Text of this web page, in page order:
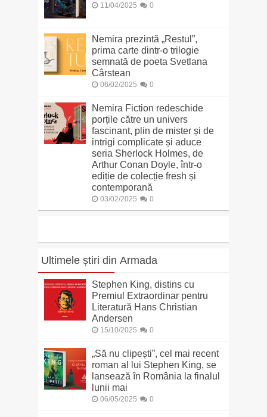
11/04/2025 0
Nemira prezintă „Restul”,
prima carte dintr-o trilogie
semnată de poeta Svetlana
Cârstean
06/02/2025 0
Nemira Fiction redeschide
porțile către un univers
fascinant, plin de mister și de
intrigi complicate și aduce
seria Sherlock Holmes, de
Arthur Conan Doyle, într-o
ediție de colecție fresh și
contemporană
03/02/2025 0
Ultimele știri din Armada
Stephen King, distins cu
Premiul Extraordinar pentru
Literatură Hans Christian
Andersen
15/10/2025 0
„Să nu clipești”, cel mai recent
roman al lui Stephen King, se
lansează în România la finalul
lunii mai
06/05/2025 0